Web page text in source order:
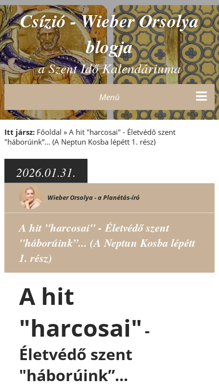
Csízió - Wieber Orsolya
blogja
a Szent Idő Kalendáriuma
Menü
Itt jársz: Főoldal » A hit "harcosai" - Életvédő szent
"háborúink”... (A Neptun Kosba lépétt 1. rész)
2026.01.31.
Wieber Orsolya - a Planétás-író
A hit "harcosai" - Életvédő szent
"háborúink”... (A Neptun Kosba lépétt
1. rész)
A hit
"harcosai" -
Életvédő szent
"háborúink”...